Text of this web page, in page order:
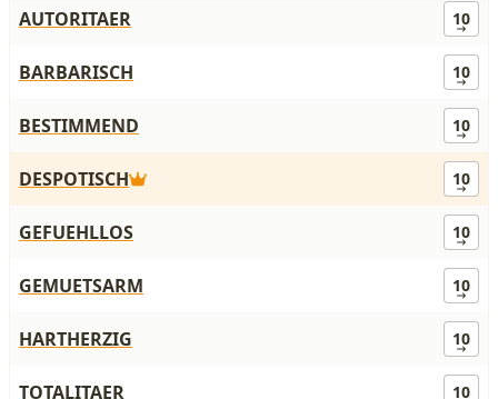
AUTORITAER
10
BARBARISCH 10
BESTIMMEND 10
DESPOTISCH 10
GEFUEHLLOS 10
GEMUETSARM 10
HARTHERZIG 10
TOTALITAER 10